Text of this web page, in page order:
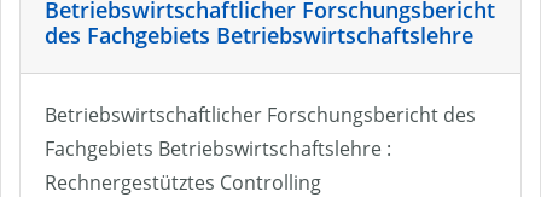
Betriebswirtschaftlicher Forschungsbericht
des Fachgebiets Betriebswirtschaftslehre
Betriebswirtschaftlicher Forschungsbericht des
Fachgebiets Betriebswirtschaftslehre :
Rechnergestütztes Controlling